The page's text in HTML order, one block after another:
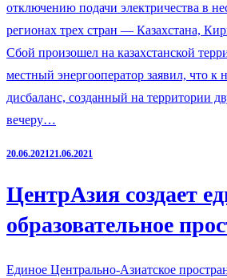
отключению подачи электричества в
регионах трех стран — Казахстана,
Сбой произошел на казахстанской
местный энергооператор заявил, что к
дисбаланс, созданный на территории
вечеру…
20.06.202121.06.2021
ЦентрАзия создает
образовательное
Единое Центрально-Азиатское